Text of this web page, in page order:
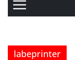
labeprinter